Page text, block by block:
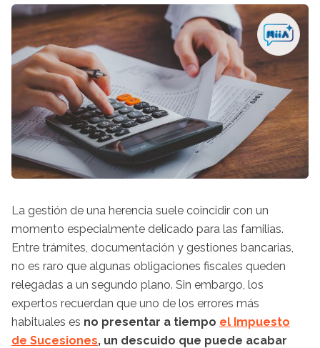
La gestión de una herencia suele coincidir con un
momento especialmente delicado para las familias.
Entre trámites, documentación y gestiones bancarias,
no es raro que algunas obligaciones fiscales queden
relegadas a un segundo plano. Sin embargo, los
expertos recuerdan que uno de los errores más
habituales es no presentar a tiempo el Impuesto
de Sucesiones, un descuido que puede acabar